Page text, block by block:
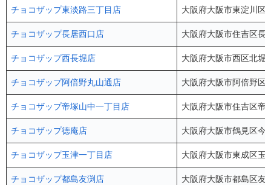
チョコザップ東淡路三丁目店 大阪府大阪市東淀川
チョコザップ長居西口店 大阪府大阪市住吉区
チョコザップ西長堀店 大阪府大阪市西区北
チョコザップ阿倍野丸山通店 大阪府大阪市阿倍野
チョコザップ帝塚山中一丁目店 大阪府大阪市住吉区
チョコザップ徳庵店 大阪府大阪市鶴見区
チョコザップ玉津一丁目店 大阪府大阪市東成区
チョコザップ都島友渕店 大阪府大阪市都島区